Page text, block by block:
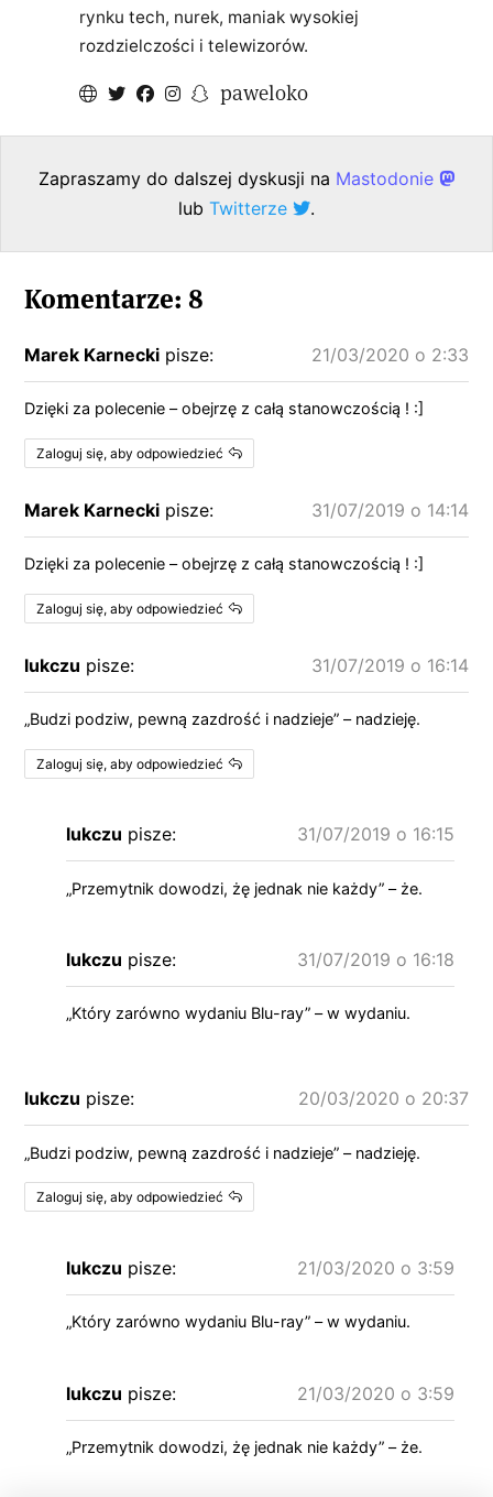
rynku tech, nurek, maniak wysokiej
rozdzielczości i telewizorów.
paweloko
Zapraszamy do dalszej dyskusji na Mastodonie
lub Twitterze .
Komentarze: 8
Marek Karnecki pisze: 21/03/2020 o 2:33
Dzięki za polecenie – obejrzę z całą stanowczością ! :]
Zaloguj się, aby odpowiedzieć
Marek Karnecki pisze: 31/07/2019 o 14:14
Dzięki za polecenie – obejrzę z całą stanowczością ! :]
Zaloguj się, aby odpowiedzieć
lukczu pisze: 31/07/2019 o 16:14
„Budzi podziw, pewną zazdrość i nadzieje” – nadzieję.
Zaloguj się, aby odpowiedzieć
lukczu pisze: 31/07/2019 o 16:15
„Przemytnik dowodzi, żę jednak nie każdy” – że.
lukczu pisze: 31/07/2019 o 16:18
„Który zarówno wydaniu Blu-ray” – w wydaniu.
lukczu pisze: 20/03/2020 o 20:37
„Budzi podziw, pewną zazdrość i nadzieje” – nadzieję.
Zaloguj się, aby odpowiedzieć
lukczu pisze: 21/03/2020 o 3:59
„Który zarówno wydaniu Blu-ray” – w wydaniu.
lukczu pisze: 21/03/2020 o 3:59
„Przemytnik dowodzi, żę jednak nie każdy” – że.